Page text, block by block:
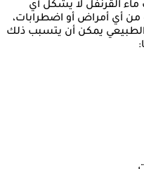
القرنفل لا يشكل أي
أي أمراض أو اضطرابات،
يمكن أن يتسبب ذلك